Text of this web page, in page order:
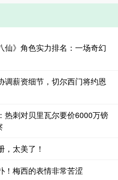
仙》角色实力排名：一场奇幻
调薪资细节，切尔西门将约恩
热刺对贝里瓦尔要价6000万镑
太美了！
！梅西的表情非常苦涩